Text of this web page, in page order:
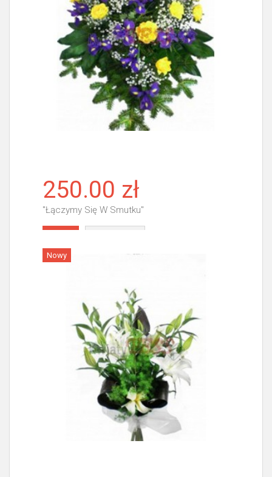
250.00 zł
"Łączymy Się W Smutku"
Nowy